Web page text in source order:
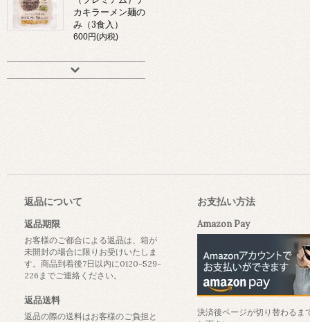
カキラーメン麺の
み（3食入）
600円(内税)
返品について
返品期限
お客様のご都合による返品は、箱が
未開封の場合に限りお受けいたしま
す。商品到着後7日以内に0120-529-
226までご連絡ください。
返品送料
返品の際の送料はお客様のご負担と
お支払い方法
Amazon Pay
決済後ページが切り替わるま